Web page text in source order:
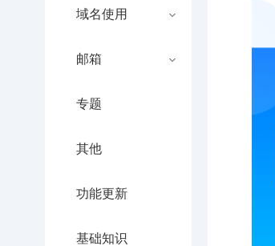
域名使用
邮箱
专题
其他
功能更新
基础知识